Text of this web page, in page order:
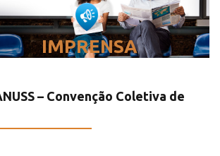
IMPRENSA
– Convenção Coletiva de